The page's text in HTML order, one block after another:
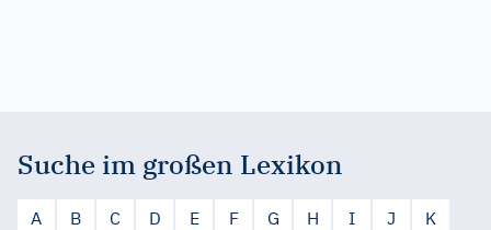
Suche im großen Lexikon
A B C D E F G H I J
K